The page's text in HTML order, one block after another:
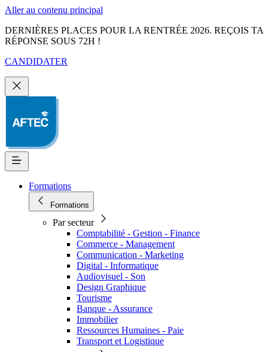
Aller au contenu principal
DERNIÈRES PLACES POUR LA RENTRÉE 2026. REÇOIS TA
RÉPONSE SOUS 72H !
CANDIDATER
Formations
Formations
Par secteur
Comptabilité - Gestion - Finance
Commerce - Management
Communication - Marketing
Digital - Informatique
Audiovisuel - Son
Design Graphique
Tourisme
Banque - Assurance
Immobilier
Ressources Humaines - Paie
Transport et Logistique